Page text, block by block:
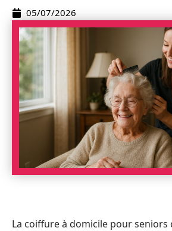
05/07/2026
La coiffure à domicile pour seniors